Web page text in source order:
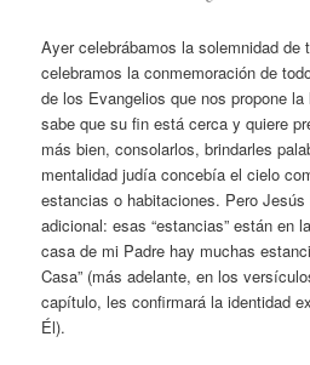
Ayer celebrábamos la solemnidad de
celebramos la conmemoración de
de los Evangelios que nos propone
sabe que su fin está cerca y quiere
más bien, consolarlos, brindarles
mentalidad judía concebía el cielo
estancias o habitaciones. Pero
adicional: esas “estancias” están en
casa de mi Padre hay muchas
Casa” (más adelante, en los
capítulo, les confirmará la identidad
Él).